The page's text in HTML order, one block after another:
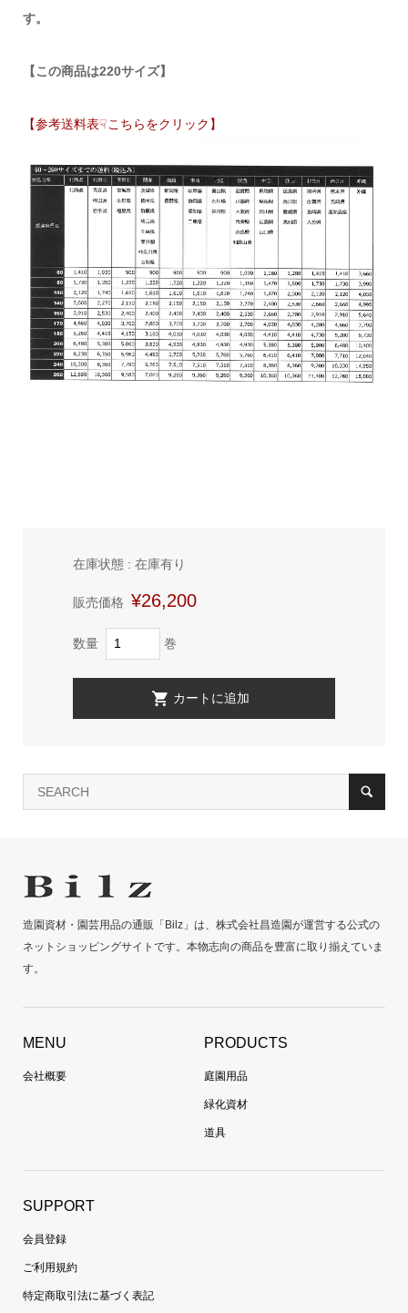
す。
【この商品は220サイズ】
【参考送料表☟こちらをクリック】
在庫状態 : 在庫有り
販売価格 ¥26,200
数量 巻
造園資材・園芸用品の通販「Bilz」は、株式会社昌造園が運営する公式の
ネットショッピングサイトです。本物志向の商品を豊富に取り揃えていま
す。
MENU
会社概要
PRODUCTS
庭園用品
緑化資材
道具
SUPPORT
会員登録
ご利用規約
特定商取引法に基づく表記